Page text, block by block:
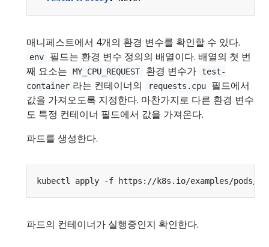
매니페스트에서 4개의 환경 변수를 확인할 수 있다.
env
필드는 환경 변수 정의의 배열이다. 배열의 첫 번
째 요소는
MY_CPU_REQUEST 환경 변수가 test-
container 라는 컨테이너의 requests.cpu
필드에서
값을 가져오도록 지정한다. 마찬가지로 다른 환경 변수
도 특정 컨테이너 필드에서 값을 가져온다.
파드를 생성한다.
파드의 컨테이너가 실행중인지 확인한다.